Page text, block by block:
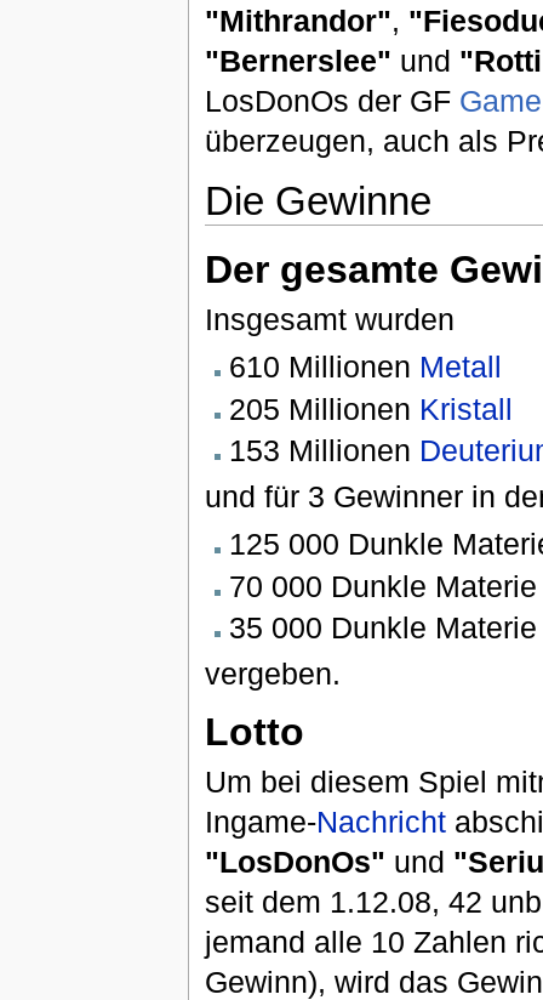
"Mithrandor",
"Bernerslee" und
LosDonOs der GF
überzeugen, auch als
Die Gewinne
Der gesamte
Insgesamt wurden
610 Millionen Metall
205 Millionen Kristall
153 Millionen
und für 3 Gewinner in
125 000 Dunkle
70 000 Dunkle Materie
35 000 Dunkle Materie
vergeben.
Lotto
Um bei diesem Spiel
Ingame-Nachricht
"LosDonOs" und
seit dem 1.12.08, 42
jemand alle 10 Zahlen
Gewinn), wird das